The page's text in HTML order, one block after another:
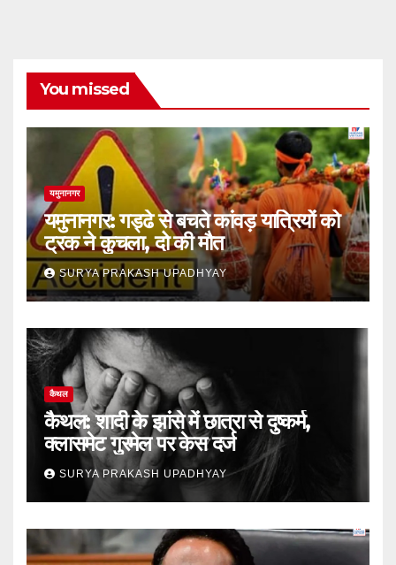
You missed
यमुनानगर
यमुनानगर: गड्ढे से बचते कांवड़ यात्रियों को
ट्रक ने कुचला, दो की मौत
SURYA PRAKASH UPADHYAY
कैथल
कैथल: शादी के झांसे में छात्रा से दुष्कर्म,
क्लासमेट गुरमेल पर केस दर्ज
SURYA PRAKASH UPADHYAY